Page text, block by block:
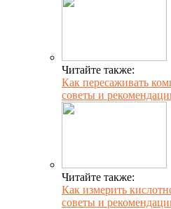
Читайте также:
Как пересаживать
советы и
Читайте также:
Как измерить
советы и